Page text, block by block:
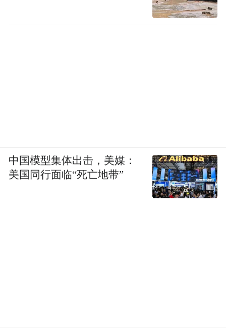
中国模型集体出击，美媒：
美国同行面临“死亡地带”